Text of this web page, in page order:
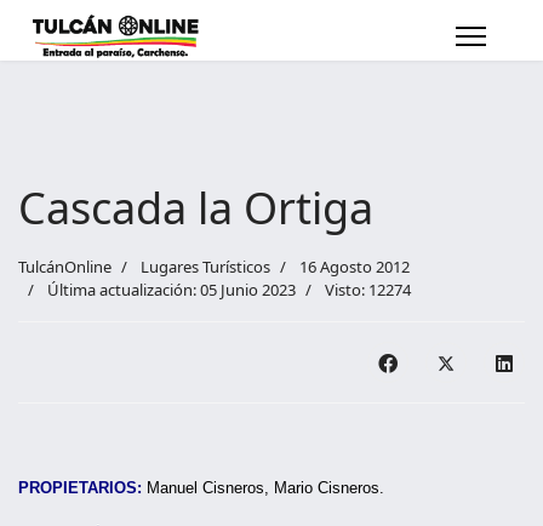
Cascada la Ortiga
TulcánOnline Lugares Turísticos
16 Agosto 2012
Última actualización: 05 Junio 2023
Visto: 12274
PROPIETARIOS: Manuel Cisneros, Mario Cisneros.